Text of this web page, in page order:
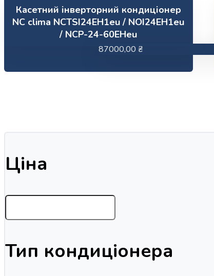
Касетний інверторний кондиціонер
NC clima NCTSI24EH1eu / NOI24EH1eu
/ NCP-24-60EHeu
87000,00 ₴
Ціна
Тип кондиціонера